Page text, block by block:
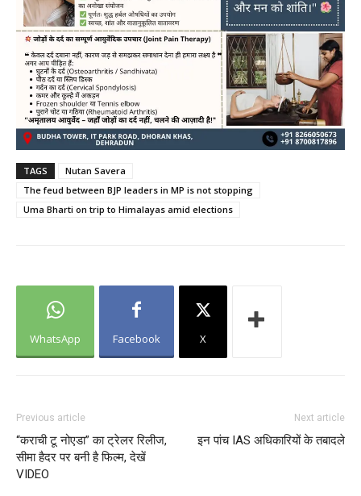
TAGS
Nutan Savera
The feud between BJP leaders in MP is not stopping
Uma Bharti on trip to Himalayas amid elections
WhatsApp Facebook X
Previous article
“कराची टू नोएडा” का ट्रेलर रिलीज,
सीमा हैदर पर बनी है फिल्म, देखें
VIDEO
Next article
इन पांच IAS अधिकारियों के तबादले